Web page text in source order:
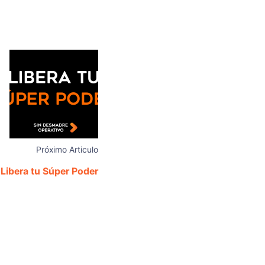
Próximo Articulo
Libera tu Súper Poder